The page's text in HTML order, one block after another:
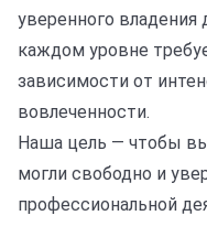
уверенного
каждом уровне
зависимости от
вовлеченности.
Наша цель — чтобы вы
могли свободно и
профессиональной